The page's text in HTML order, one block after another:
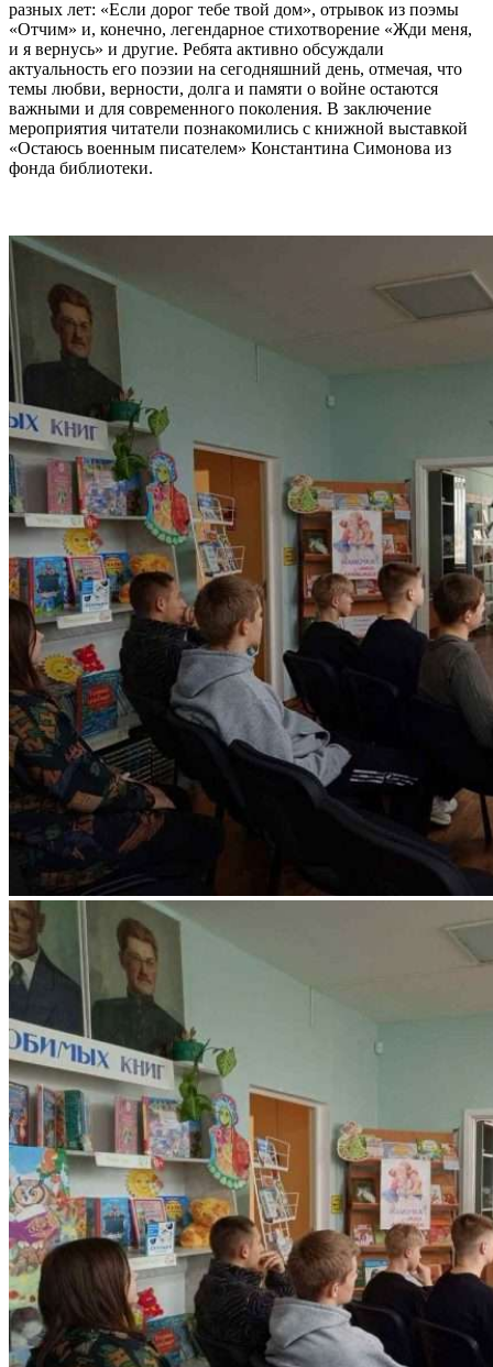
разных лет: «Если дорог тебе твой дом», отрывок из поэмы
«Отчим» и, конечно, легендарное стихотворение «Жди меня,
и я вернусь» и другие. Ребята активно обсуждали
актуальность его поэзии на сегодняшний день, отмечая, что
темы любви, верности, долга и памяти о войне остаются
важными и для современного поколения. В заключение
мероприятия читатели познакомились с книжной выставкой
«Остаюсь военным писателем» Константина Симонова из
фонда библиотеки.